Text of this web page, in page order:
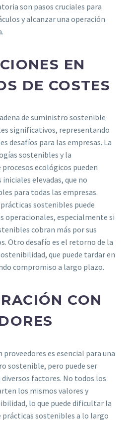
son pasos cruciales para
y alcanzar una operación
EN
DE COSTES
de suministro sostenible
significativos, representando
desafíos para las empresas. La
sostenibles y la
ecológicos pueden
elevadas, que no
para todas las empresas.
sostenibles puede
operacionales, especialmente si
cobran más por sus
Otro desafío es el retorno de la
que puede tardar en
compromiso a largo plazo.
CON
proveedores es esencial para una
sostenible, pero puede ser
factores. No todos los
los mismos valores y
lo que puede dificultar la
sostenibles a lo largo